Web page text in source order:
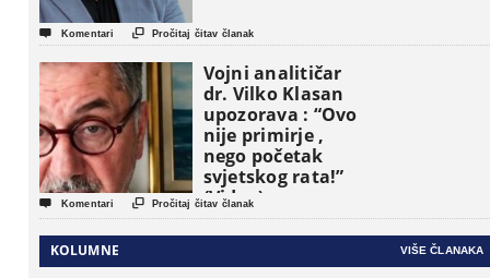
 Komentari  Pročitaj čitav članak
Vojni analitičar
dr. Vilko Klasan
upozorava : “Ovo
nije primirje ,
nego početak
svjetskog rata!”
(Video)
 Komentari  Pročitaj čitav članak
KOLUMNE VIŠE ČLANAKA